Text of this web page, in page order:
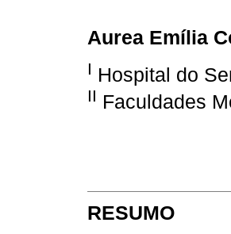
Aurea Emília
I Hospital do
II Faculdades
RESUMO